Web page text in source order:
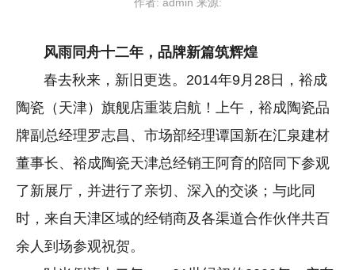
作者: admin 来源:
风雨同舟十二年，品牌新篇筑辉煌
春去秋来，新旧更迭。2014年9月28日，裕成
陶瓷（天津）旗舰店重装启航！上午，裕成陶瓷品
牌副总经理罗志昌、市场部经理谭国新在汇泉建材
董事长、裕成陶瓷天津总经销王阿育的陪同下参观
了新展厅，并进行了亲切、深入的交谈；与此同
时，来自天津区域的经销商及各渠道合作伙伴共百
余人到场参观祝贺。